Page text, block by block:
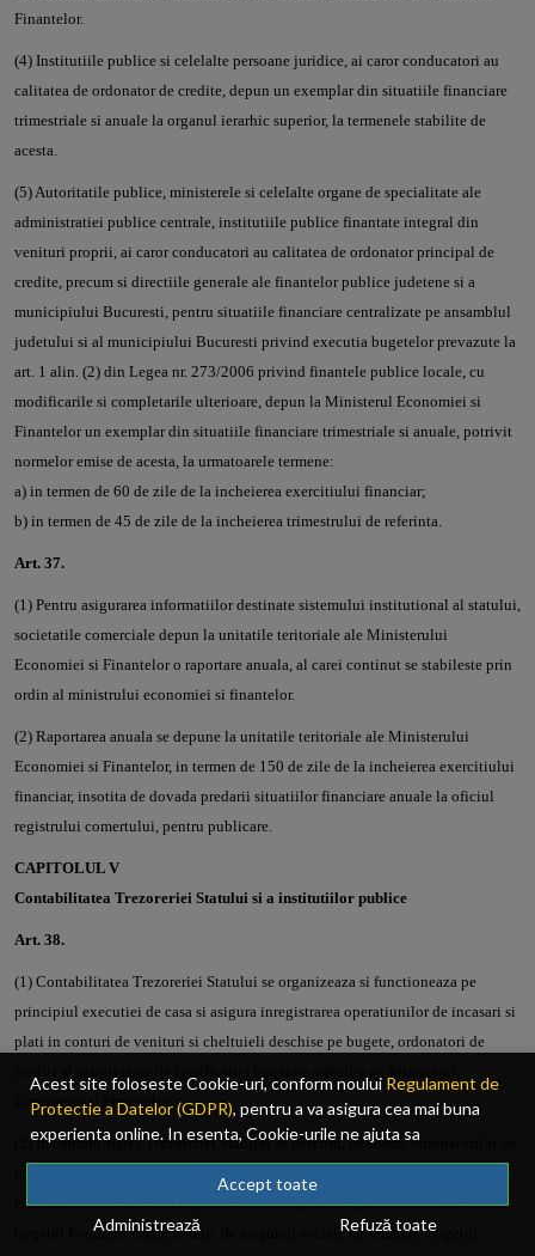
Acest site foloseste Cookie-uri, conform noului Regulament de
Protectie a Datelor (GDPR), pentru a va asigura cea mai buna
experienta online. In esenta, Cookie-urile ne ajuta sa
imbunatatim continutul de pe site, oferindu-va dvs., cititorul, o
experienta online personalizata si mult mai rapida. Ele sunt
folosite doar de site-ul nostru si partenerii nostri de incredere.
AICIpentru detalii despre politica de Cookie-uri.
Accept toate
Administrează
Refuză toate
Finantelor.
(4) Institutiile publice si celelalte persoane juridice, ai caror conducatori au
calitatea de ordonator de credite, depun un exemplar din situatiile financiare
trimestriale si anuale la organul ierarhic superior, la termenele stabilite de
acesta.
(5) Autoritatile publice, ministerele si celelalte organe de specialitate ale
administratiei publice centrale, institutiile publice finantate integral din
venituri proprii, ai caror conducatori au calitatea de ordonator principal de
credite, precum si directiile generale ale finantelor publice judetene si a
municipiului Bucuresti, pentru situatiile financiare centralizate pe ansamblul
judetului si al municipiului Bucuresti privind executia bugetelor prevazute la
art. 1 alin. (2) din Legea nr. 273/2006 privind finantele publice locale, cu
modificarile si completarile ulterioare, depun la Ministerul Economiei si
Finantelor un exemplar din situatiile financiare trimestriale si anuale, potrivit
normelor emise de acesta, la urmatoarele termene:
a) in termen de 60 de zile de la incheierea exercitiului financiar;
b) in termen de 45 de zile de la incheierea trimestrului de referinta.
Art. 37.
(1) Pentru asigurarea informatiilor destinate sistemului institutional al statului,
societatile comerciale depun la unitatile teritoriale ale Ministerului
Economiei si Finantelor o raportare anuala, al carei continut se stabileste prin
ordin al ministrului economiei si finantelor.
(2) Raportarea anuala se depune la unitatile teritoriale ale Ministerului
Economiei si Finantelor, in termen de 150 de zile de la incheierea exercitiului
financiar, insotita de dovada predarii situatiilor financiare anuale la oficiul
registrului comertului, pentru publicare.
CAPITOLUL V
Contabilitatea Trezoreriei Statului si a institutiilor publice
Art. 38.
(1) Contabilitatea Trezoreriei Statului se organizeaza si functioneaza pe
principiul executiei de casa si asigura inregistrarea operatiunilor de incasari si
plati in conturi de venituri si cheltuieli deschise pe bugete, ordonatori de
Economiei si Finantelor.
(2) In contabilitatea Trezoreriei Statului se deschid, pe seama ordonatorilor de
cheltuielile efectuate din bugetul de stat, bugetul asigurarilor sociale de stat,
bugetul Fondului national unic de asigurari sociale de sanatate, bugetul